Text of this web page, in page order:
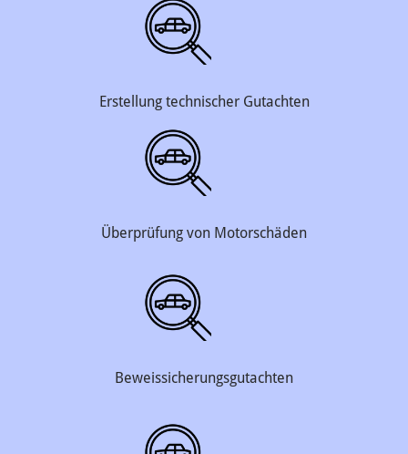
Erstellung technischer Gutachten
Überprüfung von Motorschäden
Beweissicherungsgutachten